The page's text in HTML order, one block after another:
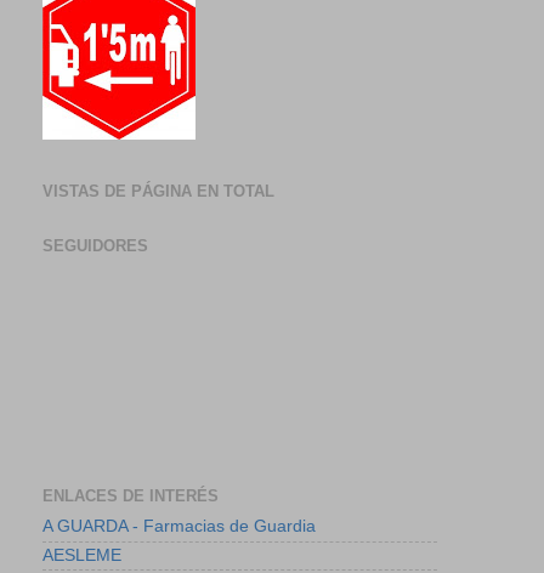
VISTAS DE PÁGINA EN TOTAL
SEGUIDORES
ENLACES DE INTERÉS
A GUARDA - Farmacias de Guardia
AESLEME